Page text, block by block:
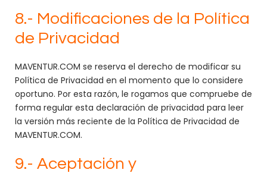
8.- Modificaciones de la Política
de Privacidad
MAVENTUR.COM se reserva el derecho de modificar su
Política de Privacidad en el momento que lo considere
oportuno. Por esta razón, le rogamos que compruebe de
forma regular esta declaración de privacidad para leer
la versión más reciente de la Política de Privacidad de
MAVENTUR.COM.
9.- Aceptación y